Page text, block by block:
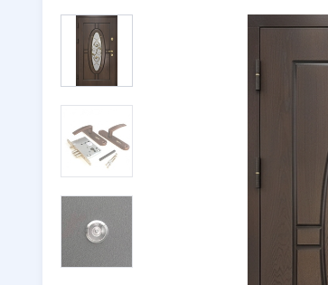
Двери с ковкой
Двери со стеклом
Двустворчатые двери